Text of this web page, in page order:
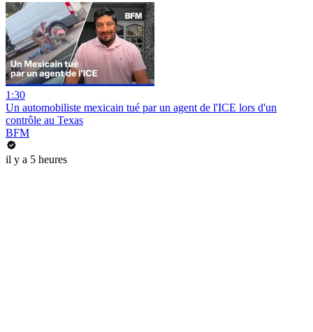
1:30
Un automobiliste mexicain tué par un agent de l'ICE lors d'un
contrôle au Texas
BFM
il y a 5 heures